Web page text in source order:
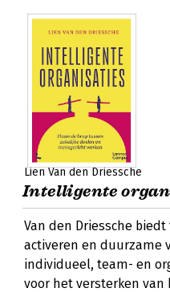
Lien Van den Driessche
Intelligente
Van den Driessche
activeren en duurzame
individueel, team- en
voor het versterken van